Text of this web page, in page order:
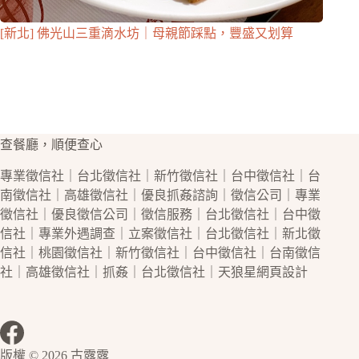
[新北] 佛光山三重滴水坊｜母親節踩點，豐盛又划算
查餐廳，順便查心
專業徵信社 台北徵信社 新竹徵信社 台中徵信社
台
南徵信社
高雄徵信社 ｜優良抓姦諮詢｜ 徵信公司
｜專業
徵信社 ｜優良徵信公司 徵信服務｜ 台北徵信社
台中徵
信社 ｜專業外遇調查｜立案徵信社 台北徵信社
新北徵
信社
桃園徵信社 新竹徵信社 台中徵信社
台南徵信
社
高雄徵信社 抓姦 台北徵信社 ｜天狼星網頁設計
版權 © 2026 古露露